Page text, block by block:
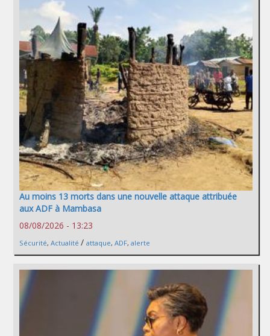
Au moins 13 morts dans une nouvelle attaque attribuée
aux ADF à Mambasa
08/08/2026 - 13:23
Sécurité, Actualité / attaque, ADF, alerte